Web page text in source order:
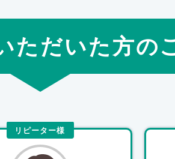
ただいた方の
リピーター様